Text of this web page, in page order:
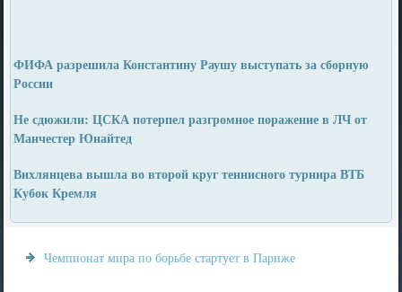
ФИФА разрешила Константину Раушу выступать за сборную
России
Не сдюжили: ЦСКА потерпел разгромное поражение в ЛЧ от
Манчестер Юнайтед
Вихлянцева вышла во второй круг теннисного турнира ВТБ
Кубок Кремля
Чемпионат мира по борьбе стартует в Париже